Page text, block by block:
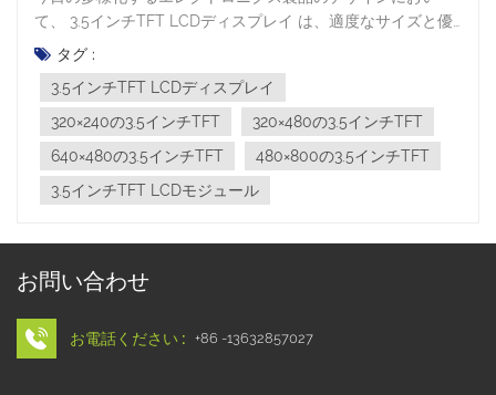
て、 3.5インチTFT LCDディスプレイ は、適度なサイズと優
れたディスプレイ効果により、多くの製品に推奨されるディ
スプレイ ソリューションの 1 つとなっています。しかし、さ
まざまな解像度やアプリケーション要件に直面した場合、適
切な 3.5 インチ TFT LCD スクリーンを合理的に選択する方法
がエンジニアにとって重要な問題となっています。ここで
は、主な機能と解像度の仕様の観点から、3.5 インチ TFT 液
晶ディスプレイを選択するためのヒントをいくつか紹介しま
インチ TFT LCD 画面の物理サイズは約 88.9 mm で、対応す
有しすぎず、十分な表示領域が不足しないため、ポータブル
TFT LCDは小型ながら、320×240、480×800などの複数の解
像度をサポートしています。高解像度により、より詳細な画
タグ :
3.5インチTFT LCDディスプレイ
320×240の3.5インチTFT
320×480の3.5インチTFT
640×480の3.5インチTFT
480×800の3.5インチTFT
3.5インチTFT LCDモジュール
お問い合わせ
お電話ください : +86 -13632857027